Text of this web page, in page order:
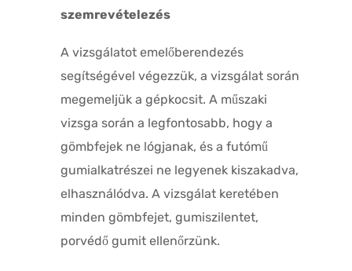
szemrevételezés
A vizsgálatot emelőberendezés
segítségével végezzük, a vizsgálat során
megemeljük a gépkocsit. A műszaki
vizsga során a legfontosabb, hogy a
gömbfejek ne lógjanak, és a futómű
gumialkatrészei ne legyenek kiszakadva,
elhasználódva. A vizsgálat keretében
minden gömbfejet, gumiszilentet,
porvédő gumit ellenőrzünk.